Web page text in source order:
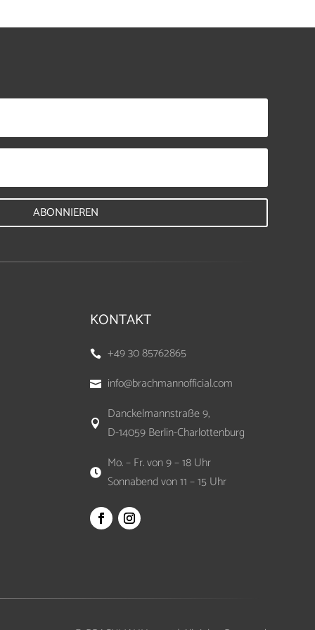
ABONNIEREN
KONTAKT
 +49 30 85762865
 info@brachmannofficial.com

Danckelmannstraße 9,
D-14059 Berlin-Charlottenburg

Mo. – Fr. von 9 – 18 Uhr
Sonnabend von 11 – 15 Uhr